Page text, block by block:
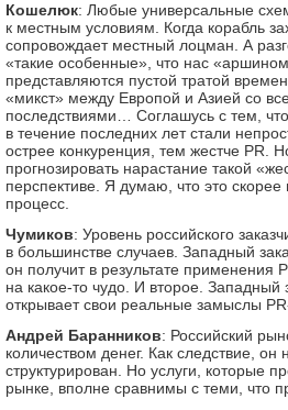
Кошелюк: Любые универсальные
к местным условиям. Когда корабль
сопровождает местный лоцман. А
«такие особенные», что нас
представляются пустой тратой
«микст» между Европой и Азией со
последствиями… Соглашусь с тем,
в течение последних лет стали
острее конкуренция, тем жестче PR.
прогнозировать нарастание такой
перспективе. Я думаю, что это
процесс.
Чумиков: Уровень российского
в большинстве случаев. Западный
он получит в результате применения
на какое-то чудо. И второе. Западный
открывает свои реальные замыслы
Андрей Баранников: Российский
количеством денег. Как следствие, он
структурирован. Но услуги, которые
рынке, вполне сравнимы с теми, что